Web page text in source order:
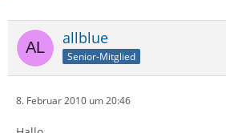
allblue
Senior-Mitglied
8. Februar 2010 um 20:46